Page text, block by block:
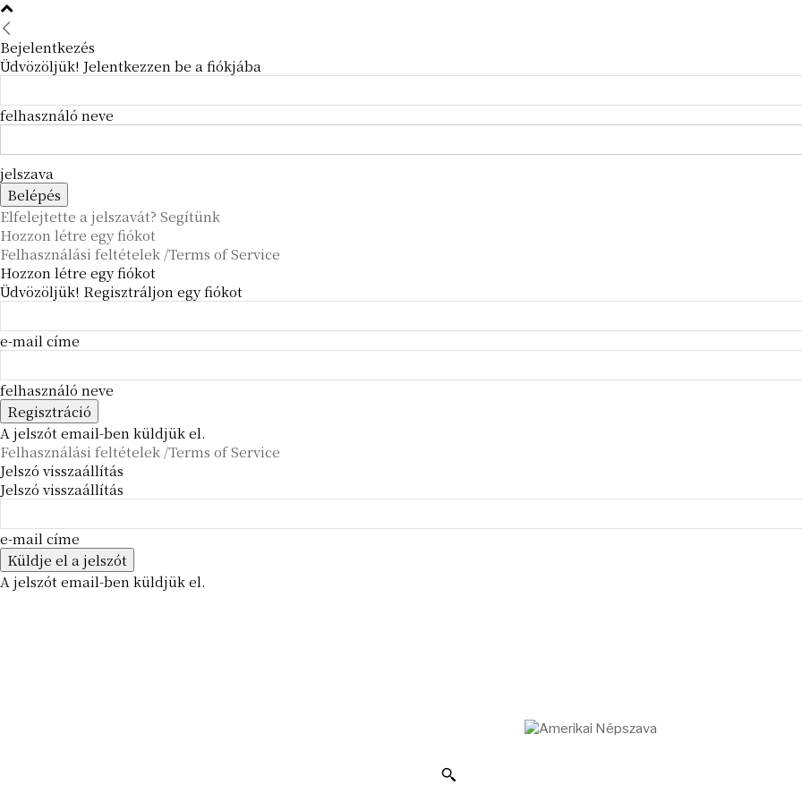
Bejelentkezés
Üdvözöljük! Jelentkezzen be a fiókjába
felhasználó neve
jelszava
Elfelejtette a jelszavát? Segítünk
Hozzon létre egy fiókot
Felhasználási feltételek /Terms of Service
Hozzon létre egy fiókot
Üdvözöljük! Regisztráljon egy fiókot
e-mail címe
felhasználó neve
A jelszót email-ben küldjük el.
Felhasználási feltételek /Terms of Service
Jelszó visszaállítás
Jelszó visszaállítás
e-mail címe
A jelszót email-ben küldjük el.